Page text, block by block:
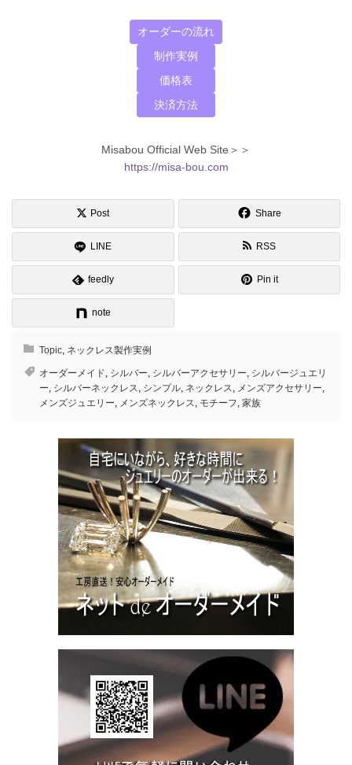
オーダーの流れ
制作実例
価格表
決済方法
Misabou Official Web Site＞＞
https://misa-bou.com
Post Share
LINE RSS
feedly Pin it
note
Topic, ネックレス製作実例
オーダーメイド, シルバー, シルバーアクセサリー, シルバージュエリ
ー, シルバーネックレス, シンプル, ネックレス, メンズアクセサリー,
メンズジュエリー, メンズネックレス, モチーフ, 家族